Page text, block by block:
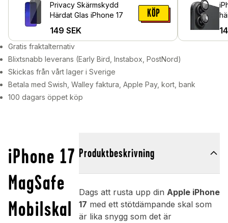
Privacy Skärmskydd
Härdat Glas iPhone 17
149 SEK
KÖP
Gratis fraktalternativ
Blixtsnabb leverans (Early Bird, Instabox, PostNord)
Skickas från vårt lager i Sverige
Betala med Swish, Walley faktura, Apple Pay, kort, bank
100 dagars öppet köp
iPhone 17
MagSafe
Mobilskal
Produktbeskrivning
Dags att rusta upp din Apple iPhone
17 med ett stötdämpande skal som
är lika snygg som det är